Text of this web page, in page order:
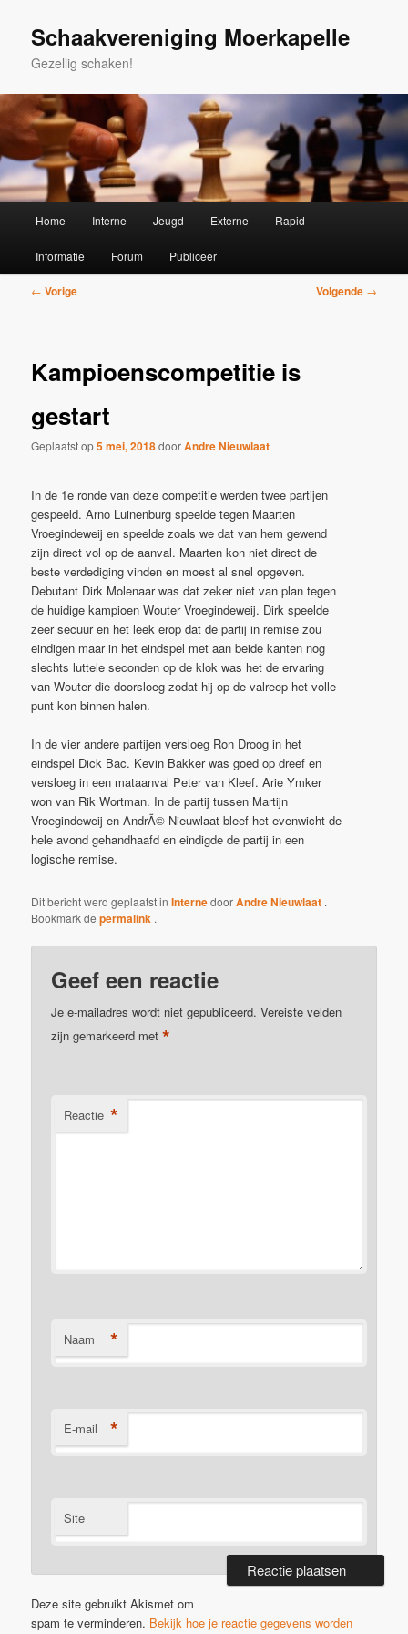
primaire
Schaakvereniging Moerkapelle
Gezellig schaken!
Home Interne Jeugd Externe Rapid
Informatie Forum Publiceer
Bericht
← Vorige Volgende →
Kampioenscompetitie is
gestart
Geplaatst op5 mei, 2018doorAndre Nieuwlaat
In de 1e ronde van deze competitie werden twee partijen
gespeeld. Arno Luinenburg speelde tegen Maarten
Vroegindeweij en speelde zoals we dat van hem gewend
zijn direct vol op de aanval. Maarten kon niet direct de
beste verdediging vinden en moest al snel opgeven.
Debutant Dirk Molenaar was dat zeker niet van plan tegen
de huidige kampioen Wouter Vroegindeweij. Dirk speelde
zeer secuur en het leek erop dat de partij in remise zou
eindigen maar in het eindspel met aan beide kanten nog
slechts luttele seconden op de klok was het de ervaring
van Wouter die doorsloeg zodat hij op de valreep het volle
punt kon binnen halen.
In de vier andere partijen versloeg Ron Droog in het
eindspel Dick Bac. Kevin Bakker was goed op dreef en
versloeg in een mataanval Peter van Kleef. Arie Ymker
won van Rik Wortman. In de partij tussen Martijn
Vroegindeweij en AndrÃ© Nieuwlaat bleef het evenwicht de
hele avond gehandhaafd en eindigde de partij in een
logische remise.
Dit bericht werd geplaatst inInternedoorAndre Nieuwlaat .
Bookmark depermalink .
Geef een reactie
Je e-mailadres wordt niet gepubliceerd. Vereiste velden
zijn gemarkeerd met*
Reactie *
Naam *
E-mail *
Site
Deze site gebruikt Akismet om
spam te verminderen. Bekijk hoe je reactie gegevens worden